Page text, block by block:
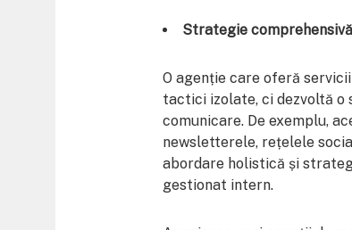
Strategie comprehensivă
O agenție care oferă
tactici izolate, ci dezvoltă
comunicare. De exemplu,
newsletterele, rețelele
abordare holistică și
gestionat intern.